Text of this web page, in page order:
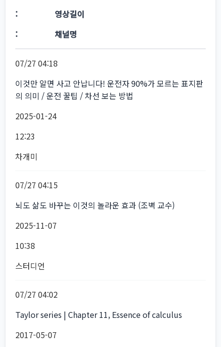
영상길이
채널명
07/27 04:18
이것만 알면 사고 안납니다! 운전자 90%가 모르는 표지판
의 의미 / 운전 꿀팁 / 차선 보는 방법
2025-01-24
12:23
차개미
07/27 04:15
뇌도 삶도 바꾸는 이것의 놀라운 효과 (조벽 교수)
2025-11-07
10:38
스터디언
07/27 04:02
Taylor series | Chapter 11, Essence of calculus
2017-05-07